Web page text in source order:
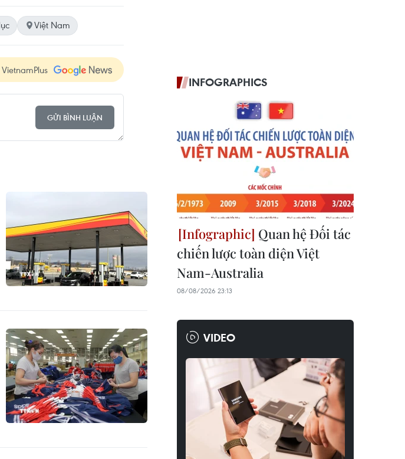
Việt Nam
GỬI BÌNH LUẬN
INFOGRAPHICS
Quan hệ Đối tác
chiến lược toàn diện Việt
Nam-Australia
08/08/2026 23:13
VIDEO